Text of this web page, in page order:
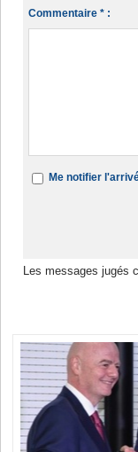
Commentaire * :
Me notifier
Les messages jugés